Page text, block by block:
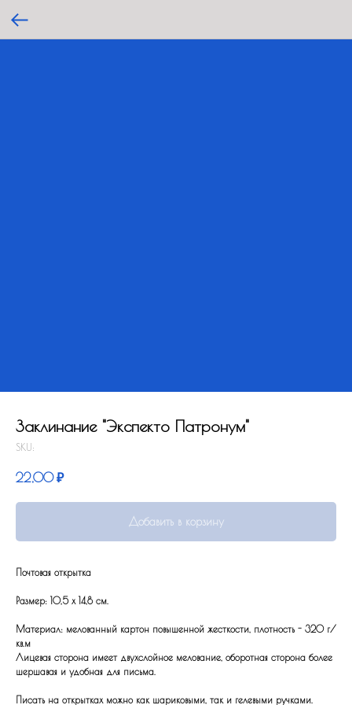
Заклинание "Экспекто Патронум"
SKU:
22,00 ₽
Добавить в корзину
Почтовая открытка
Размер: 10,5 x 14,8 см.
Материал: мелованный картон повышенной жесткости, плотность - 320 г/
кв.м
Лицевая сторона имеет двухслойное мелование, оборотная сторона более
шершавая и удобная для письма.
Писать на открытках можно как шариковыми, так и гелевыми ручками.